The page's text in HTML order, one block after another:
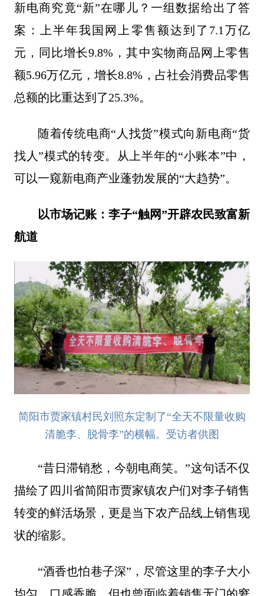
新电商究竟“新”在哪儿？一组数据给出了答
案：上半年我国网上零售额达到了7.1万亿
元，同比增长9.8%，其中实物商品网上零售
额5.96万亿元，增长8.8%，占社会消费品零售
总额的比重达到了25.3%。
随着传统电商“人找货”模式向新电商“货
找人”模式的转变。从上半年的“小账本”中，
可以一窥新电商产业蓬勃发展的“大趋势”。
以市场记账 ：李子“触网”开辟农民致富新
航道
简阳市贾家镇村民刘照东定制了“全天不限量收购
清脆李、脱骨李”的横幅。受访者供图
“昔日滞销愁，今朝电商笑。”这句话不仅
描绘了四川省简阳市贾家镇农户们对李子销售
转变的鲜活场景，更是当下农产品线上销售现
状的缩影。
“酒香也怕巷子深”，尽管这里的李子大小